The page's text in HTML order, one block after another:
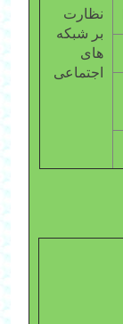
نظارت
بر شبکه
های
اجتماعی